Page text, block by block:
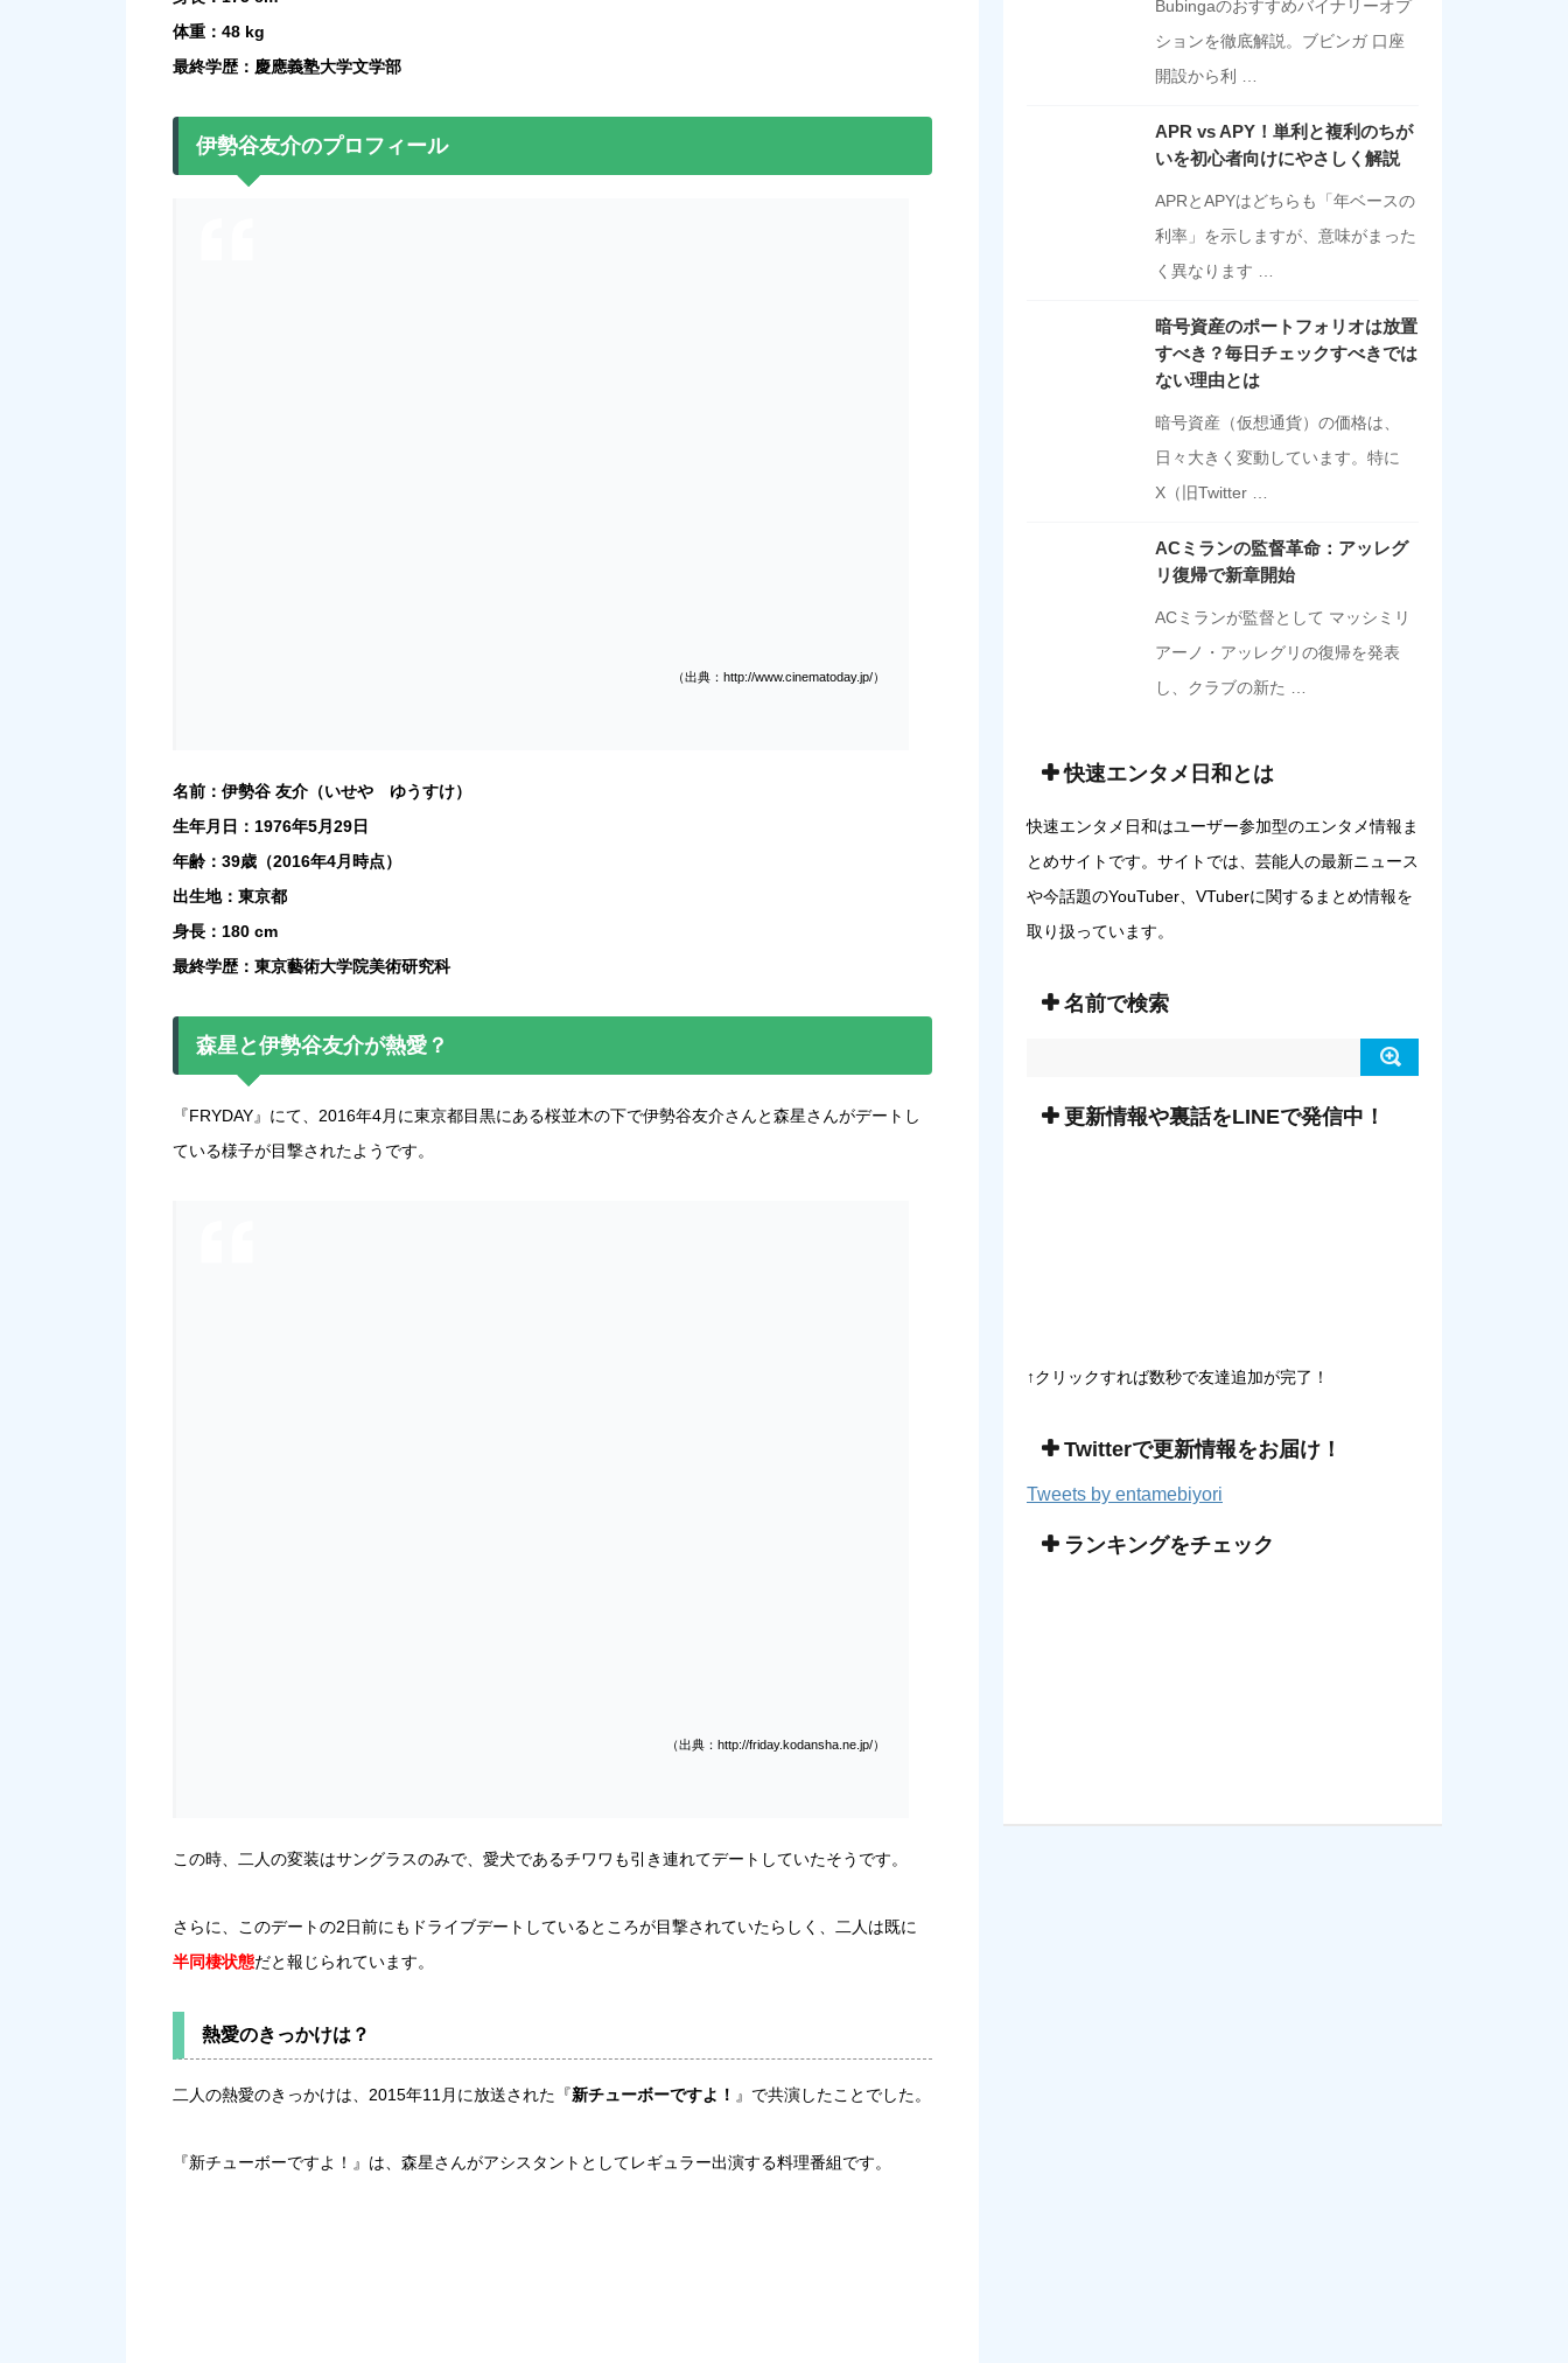
体重：48 kg
最終学歴：慶應義塾大学文学部
伊勢谷友介のプロフィール
（出典：http://www.cinematoday.jp/）
名前：伊勢谷 友介（いせや ゆうすけ）
生年月日：1976年5月29日
年齢：39歳（2016年4月時点）
出生地：東京都
身長：180 cm
最終学歴：東京藝術大学院美術研究科
森星と伊勢谷友介が熱愛？
『FRYDAY』にて、2016年4月に東京都目黒にある桜並木の下で伊勢谷友介さんと森星さんがデートし
ている様子が目撃されたようです。
（出典：http://friday.kodansha.ne.jp/）
この時、二人の変装はサングラスのみで、愛犬であるチワワも引き連れてデートしていたそうです。
さらに、このデートの2日前にもドライブデートしているところが目撃されていたらしく、二人は既に
半同棲状態だと報じられています。
熱愛のきっかけは？
二人の熱愛のきっかけは、2015年11月に放送された『新チューボーですよ！ 』で共演したことでした。
『新チューボーですよ！』は、森星さんがアシスタントとしてレギュラー出演する料理番組です。
Bubingaのおすすめバイナリーオプ
ションを徹底解説。ブビンガ 口座
開設から利 …
APR vs APY！単利と複利のちが
いを初心者向けにやさしく解説
APRとAPYはどちらも「年ベースの
利率」を示しますが、意味がまった
く異なります …
暗号資産のポートフォリオは放置
すべき？毎日チェックすべきでは
ない理由とは
暗号資産（仮想通貨）の価格は、
日々大きく変動しています。特に
X（旧Twitter …
ACミランの監督革命：アッレグ
リ復帰で新章開始
ACミランが監督として マッシミリ
アーノ・アッレグリの復帰を発表
し、クラブの新た …
快速エンタメ日和とは
快速エンタメ日和はユーザー参加型のエンタメ情報ま
とめサイトです。サイトでは、芸能人の最新ニュース
や今話題のYouTuber、VTuberに関するまとめ情報を
取り扱っています。
名前で検索
更新情報や裏話をLINEで発信中！
↑クリックすれば数秒で友達追加が完了！
Twitterで更新情報をお届け！
Tweets by entamebiyori
ランキングをチェック